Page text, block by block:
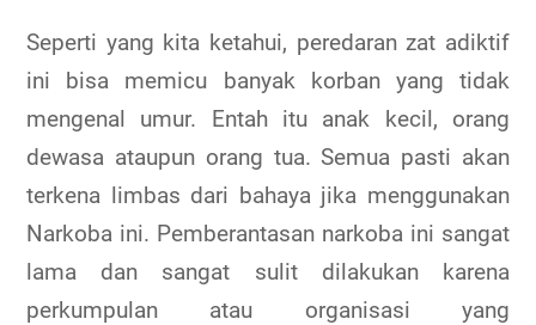
Seperti yang kita ketahui, peredaran zat adiktif
ini bisa memicu banyak korban yang tidak
mengenal umur. Entah itu anak kecil, orang
dewasa ataupun orang tua. Semua pasti akan
terkena limbas dari bahaya jika menggunakan
Narkoba ini. Pemberantasan narkoba ini sangat
lama dan sangat sulit dilakukan karena
perkumpulan atau organisasi yang